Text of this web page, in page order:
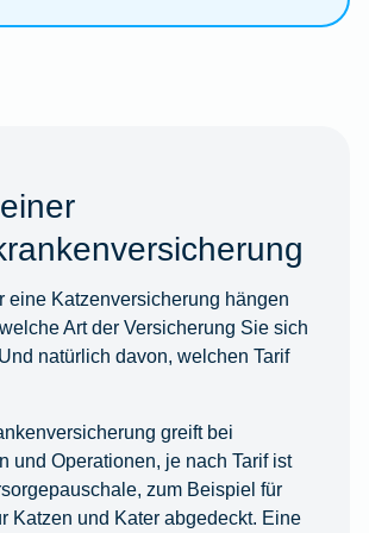
eine Katzenversicherung hängen
Art der Versicherung Sie sich
natürlich davon, welchen Tarif
greift bei
und Operationen, je nach Tarif ist
zum Beispiel für
Katzen und Kater abgedeckt. Eine